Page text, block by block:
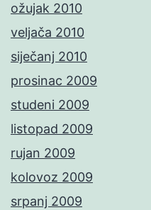
ožujak 2010
veljača 2010
siječanj 2010
prosinac 2009
studeni 2009
listopad 2009
rujan 2009
kolovoz 2009
srpanj 2009